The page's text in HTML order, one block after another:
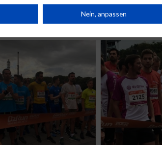
Nein, anpassen